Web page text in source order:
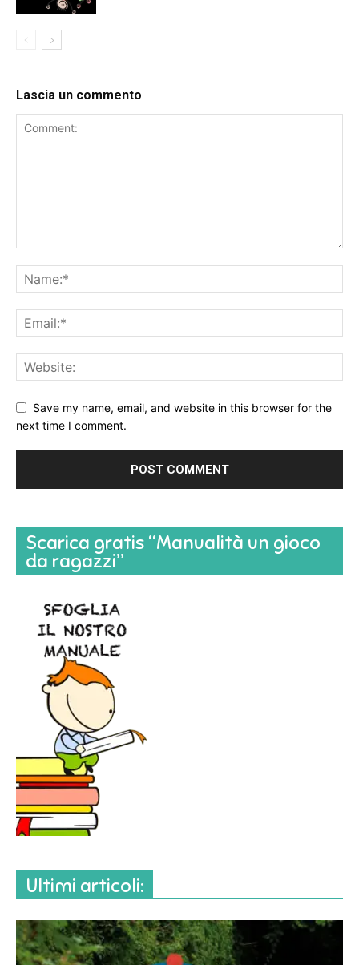
Lascia un commento
Save my name, email, and website in this browser for the
next time I comment.
Scarica gratis “Manualità un gioco
da ragazzi”
Ultimi articoli: